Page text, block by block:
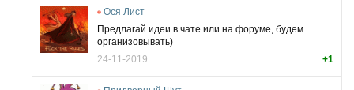
Ося Лист
Предлагай идеи в чате или на форуме, будем
организовывать)
+1
24-11-2019